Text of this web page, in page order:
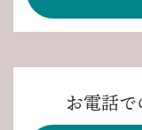
お電話